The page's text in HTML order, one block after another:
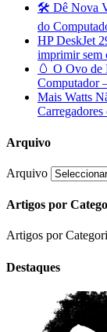
🛠️ Dê Nova
do
HP DeskJet
imprimir sem
🥚 O Ovo de
Computador
Mais Watts
Arquivo
Arquivo
Artigos por
Artigos por
Destaques